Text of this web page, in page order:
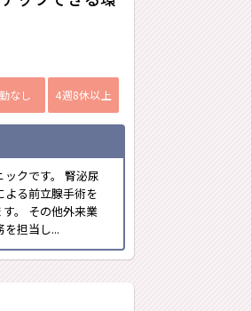
なし 4週8休以上
クです。 腎泌尿
る前立腺手術を
。 その他外来業
担当し...